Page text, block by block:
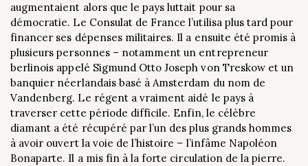
augmentaient alors que le pays luttait pour sa
démocratie. Le Consulat de France l’utilisa plus tard pour
financer ses dépenses militaires. Il a ensuite été promis à
plusieurs personnes – notamment un entrepreneur
berlinois appelé Sigmund Otto Joseph von Treskow et un
banquier néerlandais basé à Amsterdam du nom de
Vandenberg. Le régent a vraiment aidé le pays à
traverser cette période difficile. Enfin, le célèbre
diamant a été récupéré par l’un des plus grands hommes
à avoir ouvert la voie de l’histoire – l’infâme Napoléon
Bonaparte. Il a mis fin à la forte circulation de la pierre.